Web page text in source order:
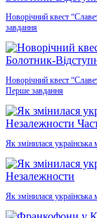
Новорічний квест
завдання
Новорічний квест
Перше завдання
Як змінилася
Як змінилася